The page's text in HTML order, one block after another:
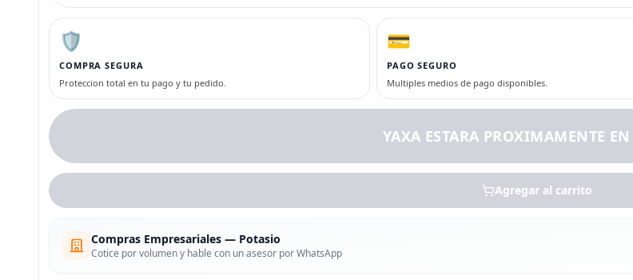
🛡️
COMPRA SEGURA
Proteccion total en tu pago y tu pedido.
💳
PAGO SEGURO
Multiples medios de pago disponibles.
YAXA ESTARA PROXIMAMENTE
Agregar al carrito
Compras Empresariales — Potasio
Cotice por volumen y hable con un asesor por WhatsApp